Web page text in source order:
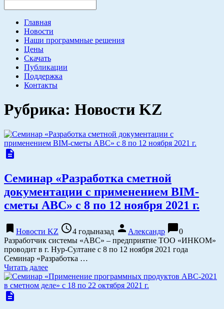
Главная
Новости
Наши программные решения
Цены
Скачать
Публикации
Поддержка
Контакты
Рубрика: Новости KZ
description
Семинар «Разработка сметной
документации с применением BIM-
сметы АВС» с 8 по 12 ноября 2021 г.
bookmark Новости KZ access_time4 годыназад person Александр chat_bubble0
Разработчик системы «АВС» – предприятие ТОО «ИНКОМ»
проводит в г. Нур-Султане с 8 по 12 ноября 2021 года
Семинар «Разработка …
Читать далее
description